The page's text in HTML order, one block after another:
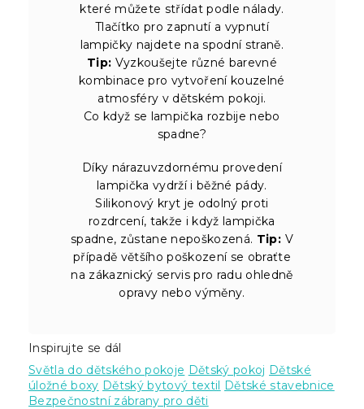
které můžete střídat podle nálady.
Tlačítko pro zapnutí a vypnutí
lampičky najdete na spodní straně.
Tip: Vyzkoušejte různé barevné
kombinace pro vytvoření kouzelné
atmosféry v dětském pokoji.
Co když se lampička rozbije nebo
spadne?
Díky nárazuvzdornému provedení
lampička vydrží i běžné pády.
Silikonový kryt je odolný proti
rozdrcení, takže i když lampička
spadne, zůstane nepoškozená. Tip: V
případě většího poškození se obraťte
na zákaznický servis pro radu ohledně
opravy nebo výměny.
Inspirujte se dál
Světla do dětského pokoje Dětský pokoj Dětské
úložné boxy Dětský bytový textil Dětské stavebnice
Bezpečnostní zábrany pro děti